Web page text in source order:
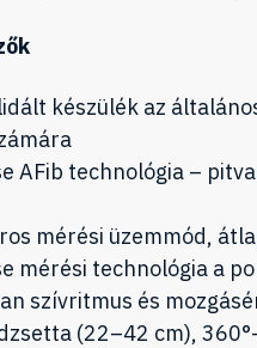
készülék az
AFib technológia –
mérési üzemmód,
mérési technológia a
szívritmus és
(22–42 cm),